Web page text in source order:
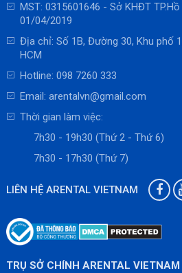
MST: 0315601646 - Sở KHĐT
01/04/2019
Địa chỉ: Số 1B, Đường 30, Khu phố
HCM
Hotline: 098 7260 333
Email: arentalvn@gmail.com
Thời gian làm việc:
7h30 - 19h30 (Thứ 2 - Thứ 6)
7h30 - 17h30 (Thứ 7)
LIÊN HỆ ARENTAL VIETNAM
TRỤ SỞ CHÍNH ARENTAL VIETNAM